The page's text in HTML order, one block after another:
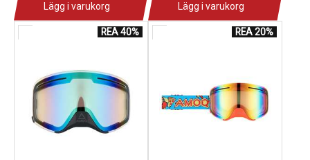
Lägg i varukorg Lägg i varukorg
REA 40% REA 20%